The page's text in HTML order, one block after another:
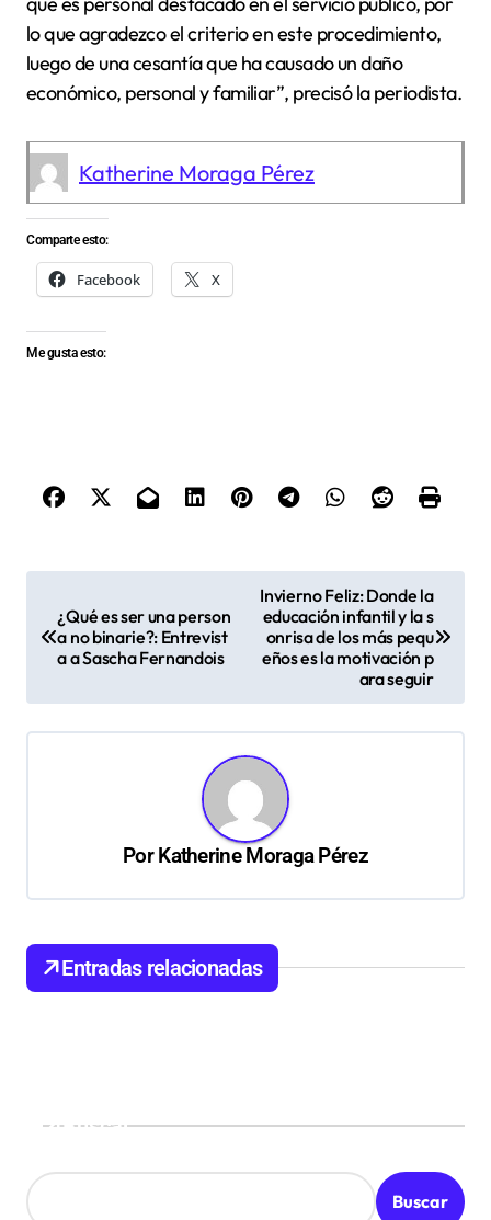
lo que agradezco el criterio en este procedimiento,
luego de una cesantía que ha causado un daño
económico, personal y familiar”, precisó la periodista.
Katherine Moraga Pérez
Comparte esto:
Facebook X
Me gusta esto:
e
g
d
e
d
¿Qué es ser una person
a no binarie?: Entrevist
a a Sascha Fernandois
Invierno Feliz: Donde la
educación infantil y la s
onrisa de los más pequ
eños es la motivación p
ara seguir
PorKatherine Moraga Pérez
Entradas relacionadas
Buscar
Buscar